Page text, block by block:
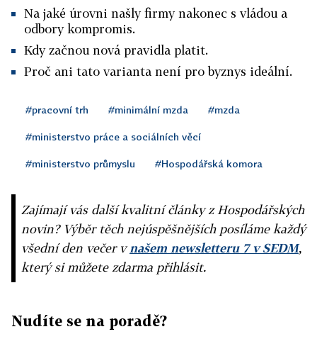
Na jaké úrovni našly firmy nakonec s vládou a
odbory kompromis.
Kdy začnou nová pravidla platit.
Proč ani tato varianta není pro byznys ideální.
#pracovní trh #minimální mzda #mzda
#ministerstvo práce a sociálních věcí
#ministerstvo průmyslu #Hospodářská komora
Zajímají vás další kvalitní články z Hospodářských
novin? Výběr těch nejúspěšnějších posíláme každý
všední den večer vnašem newsletteru 7 v SEDM,
který si můžete zdarma přihlásit.
Nudíte se na poradě?